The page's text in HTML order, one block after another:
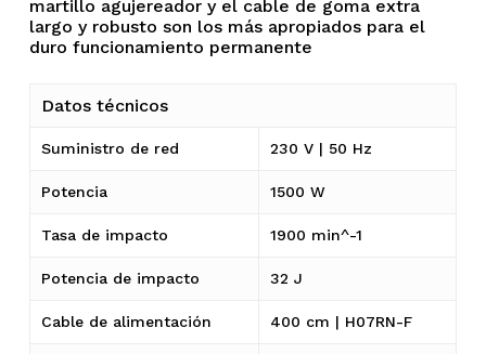
martillo agujereador y el cable de goma extra
largo y robusto son los más apropiados para el
duro funcionamiento permanente
Datos técnicos
Suministro de red 230 V | 50 Hz
Potencia 1500 W
Tasa de impacto 1900 min^-1
Potencia de impacto 32 J
Cable de alimentación 400 cm | H07RN-F